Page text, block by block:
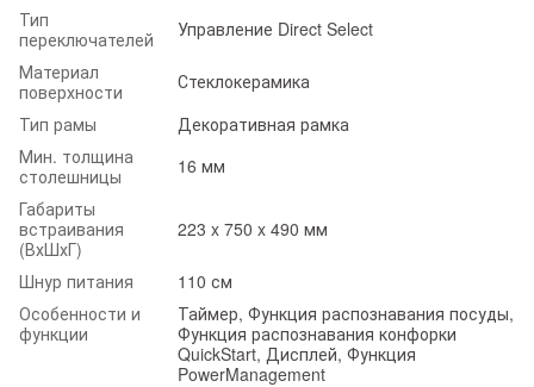
Тип
переключателей
Управление Direct Select
Материал
поверхности
Стеклокерамика
Тип рамы
Декоративная рамка
Мин. толщина
столешницы
16 мм
Габариты
встраивания
(ВхШхГ)
223 x 750 x 490 мм
Шнур питания
110 см
Особенности и
функции
Таймер, Функция распознавания посуды,
Функция распознавания конфорки
QuickStart, Дисплей, Функция
PowerManagement